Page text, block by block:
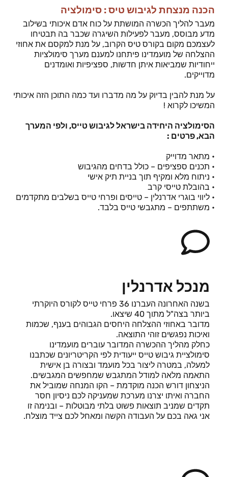
הכנה מנצחת לגיבוש טיס : סימולציה
מעבר להליך הכשרה המושתת על כוח אדם איכותי בשילוב
מדע מבוסס, מעבר לפעילות השיגרה שכבר בה תבטיחו
לעצמכם מקום בקורס טיס הקרוב, על מנת למקסם את אחוזי
ההצלחה של מועמדינו פיתחנו למענם מערך סימולציות
ייחודיות שמביאות איתן חדשות, ספציפיות ואומדנים
מדוייקים.
על מנת להבין בדיוק על מה מדברו ועד כמה התוכן הזה איכותי
המשיכו לקרוא !
הסימולציה היחידה בישראל לגיבוש טייס, ולפי המערך
הבא, פרטים :
• מתאר מדוייק
• תכנים ספציפים – כולל בדחים מהגיבוש
• ניתוח מלא ומקיף תוך בניית תיק אישי
• בהובלת טייסי קרב
• ליווי בוגרי אדרנלין – טייסים ופרחי טייס בשלבים מתקדמים
• משתתפים – מתגבשי טייס בלבד.
מנכל אדרנלין
בשנה האחרונה העברנו 36 פרחי טייס לקורס היוקרתי
ביותר בצה"ל מתוך 40 שיצאו.
מדובר באחוזי ההצלחה היחסים הגבוהים בענף, שכמות
ואיכות נפגשים זוהי התוצאה.
כחלק מהליך ההכשרה המדובר עוברים מועמדינו
סימולציית גיבוש טייס ייעודית לפי הקריטריונים שכתבנו
למעלה, במטרה ליצור בכל מועמד ובצורה בן אישית
התאמה מלאה למודל המתגבש שמחפשים המגבשים.
הניצחון דורש הכנה מוקדמת – הקו המנחה שמוביל את
החברה ואיתו יצרנו מערכת שמעניקה לכם ניסיון חסר
תקדים שמניב תוצאות פשוט בלתי מבוטלות – ובנימה זו
אני גאה בכם על העבודה הקשה ומאחל לכם צייד מוצלח.